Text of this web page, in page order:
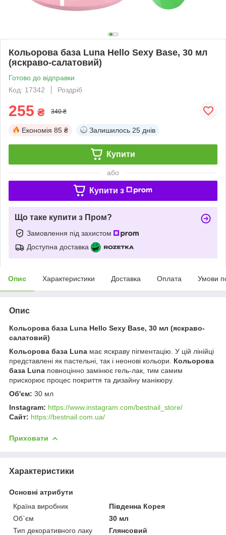
Кольорова база Luna Hello Sexy Base, 30 мл
(яскраво-салатовий)
Готово до відправки
Код: 17342
Роздріб
255 ₴ 340 ₴
Економія 85 ₴ Залишилось 25 днів
Купити
або
Купити з
Що таке купити з Пром?
Замовлення під захистом
Доступна доставка
Опис Характеристики Доставка Оплата Умови
Опис
Кольорова база Luna Hello Sexy Base, 30 мл (яскраво-
салатовий)
Кольорова база Luna має яскраву пігментацію. У цій лінійці
представлені як пастельні, так і неонові кольори. Кольорова
база Luna повноцінно замінює гель-лак, тим самим
прискорює процес покриття та дизайну манікюру.
Об'єм: 30 мл
Instagram: https://www.instagram.com/bestnail_store/
Сайт: https://bestnail.com.ua/
Приховати
Характеристики
Основні атрибути
Країна виробник
Південна Корея
Об`єм
30 мл
Тип декоративного лаку
Глянсовий